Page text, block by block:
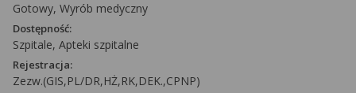
Gotowy, Wyrób medyczny
Dostępność:
Szpitale, Apteki szpitalne
Rejestracja:
Zezw.(GIS,PL/DR,HŻ,RK,DEK.,CPNP)